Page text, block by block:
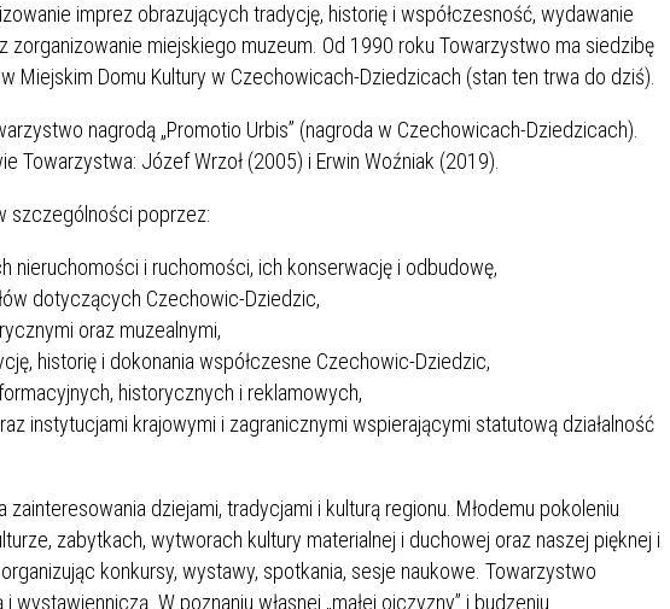
imprez obrazujących tradycję, historię i współczesność, wydawanie
zorganizowanie miejskiego muzeum. Od 1990 roku Towarzystwo ma siedzibę
Miejskim Domu Kultury w Czechowicach-Dziedzicach (stan ten trwa do dziś).
nagrodą „Promotio Urbis” (nagroda w Czechowicach-Dziedzicach).
Towarzystwa: Józef Wrzoł (2005) i Erwin Woźniak (2019).
szczególności poprzez:
nieruchomości i ruchomości, ich konserwację i odbudowę,
dotyczących Czechowic-Dziedzic,
oraz muzealnymi,
historię i dokonania współczesne Czechowic-Dziedzic,
historycznych i reklamowych,
instytucjami krajowymi i zagranicznymi wspierającymi statutową działalność
dziejami, tradycjami i kulturą regionu. Młodemu pokoleniu
zabytkach, wytworach kultury materialnej i duchowej oraz naszej pięknej i
konkursy, wystawy, spotkania, sesje naukowe. Towarzystwo
W poznaniu własnej „małej ojczyzny” i budzeniu